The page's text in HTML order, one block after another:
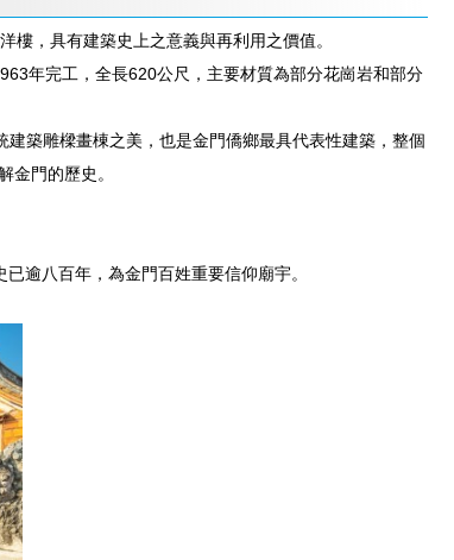
，具有建築史上之意義與再利用之價值。
年完工，全長620公尺，主要材質為部分花崗岩和部分
築雕樑畫棟之美，也是金門僑鄉最具代表性建築，整個
金門的歷史。
逾八百年，為金門百姓重要信仰廟宇。